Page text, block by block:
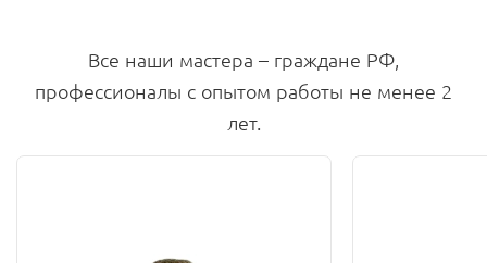
Все наши мастера – граждане РФ,
профессионалы с опытом работы не менее 2
лет.